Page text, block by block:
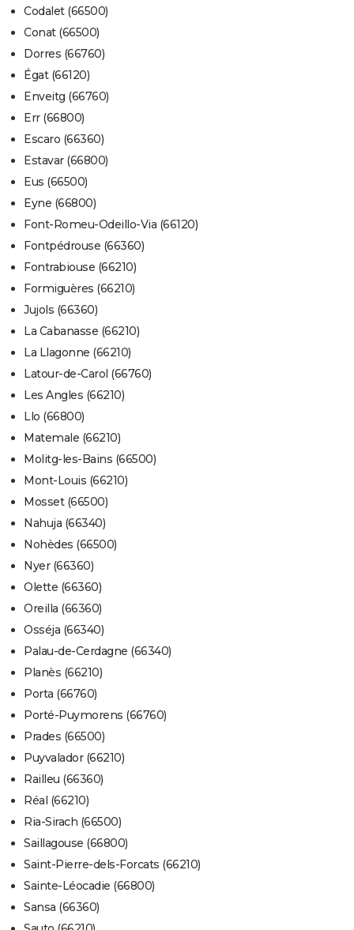
Codalet (66500)
Conat (66500)
Dorres (66760)
Égat (66120)
Enveitg (66760)
Err (66800)
Escaro (66360)
Estavar (66800)
Eus (66500)
Eyne (66800)
Font-Romeu-Odeillo-Via (66120)
Fontpédrouse (66360)
Fontrabiouse (66210)
Formiguères (66210)
Jujols (66360)
La Cabanasse (66210)
La Llagonne (66210)
Latour-de-Carol (66760)
Les Angles (66210)
Llo (66800)
Matemale (66210)
Molitg-les-Bains (66500)
Mont-Louis (66210)
Mosset (66500)
Nahuja (66340)
Nohèdes (66500)
Nyer (66360)
Olette (66360)
Oreilla (66360)
Osséja (66340)
Palau-de-Cerdagne (66340)
Planès (66210)
Porta (66760)
Porté-Puymorens (66760)
Prades (66500)
Puyvalador (66210)
Railleu (66360)
Réal (66210)
Ria-Sirach (66500)
Saillagouse (66800)
Saint-Pierre-dels-Forcats (66210)
Sainte-Léocadie (66800)
Sansa (66360)